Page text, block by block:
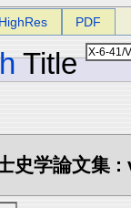
PDF
Title
史学論文集 :